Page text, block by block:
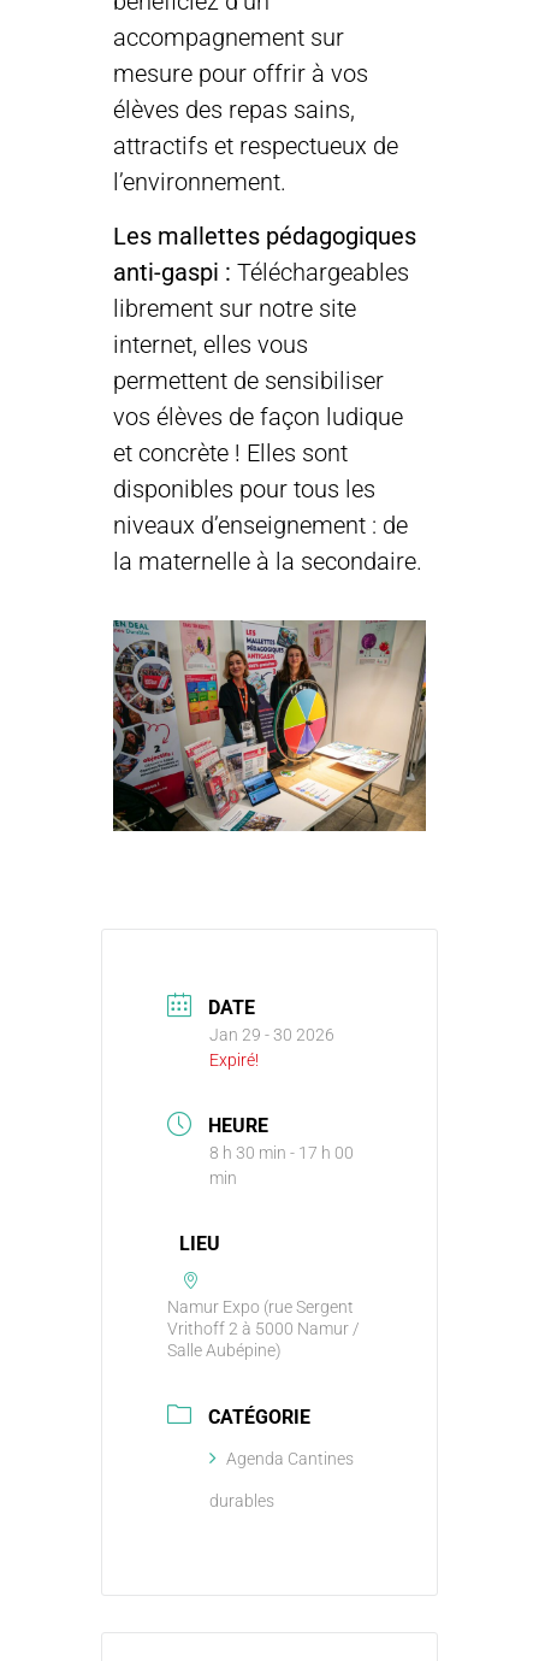
accompagnement sur
mesure pour offrir à vos
élèves des repas sains,
attractifs et respectueux de
l’environnement.
Les mallettes pédagogiques
anti-gaspi : Téléchargeables
librement sur notre site
internet, elles vous
permettent de sensibiliser
vos élèves de façon ludique
et concrète ! Elles sont
disponibles pour tous les
niveaux d’enseignement : de
la maternelle à la secondaire.
DATE
Jan 29 - 30 2026
Expiré!
HEURE
8 h 30 min - 17 h 00
min
LIEU
Namur Expo (rue Sergent
Vrithoff 2 à 5000 Namur /
Salle Aubépine)
CATÉGORIE
Agenda Cantines
durables